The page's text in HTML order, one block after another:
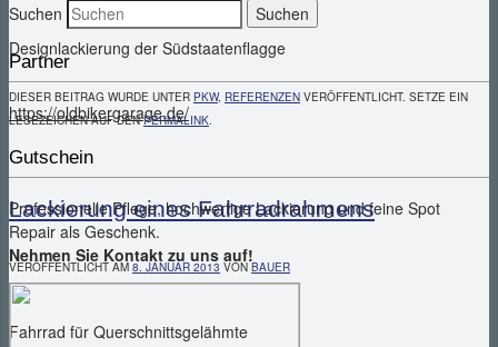
Designlackierung der Südstaatenflagge
DIESER BEITRAG WURDE UNTER PKW, REFERENZEN VERÖFFENTLICHT. SETZE EIN
LESEZEICHEN AUF DENPERMALINK.
Lackierung eines Fahrradrahmens
VERÖFFENTLICHT AM 8. JANUAR 2013 VON BAUER
Fahrrad für Querschnittsgelähmte
Suchen
Partner
https://oldbikergarage.de/
Gutschein
Professionelle Pflege, hochwertige Lackierung und feine Spot
Repair als Geschenk.
Nehmen Sie Kontakt zu uns auf!